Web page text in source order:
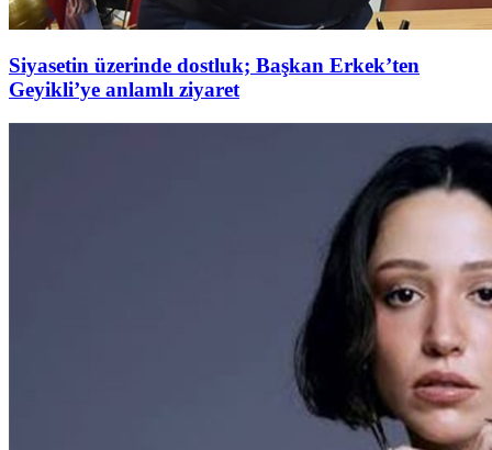
Siyasetin üzerinde dostluk; Başkan Erkek’ten
Geyikli’ye anlamlı ziyaret